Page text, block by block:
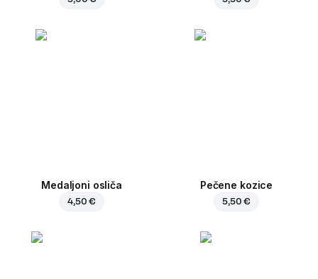
Medaljoni osliča
4,50 €
Pečene kozice
5,50 €